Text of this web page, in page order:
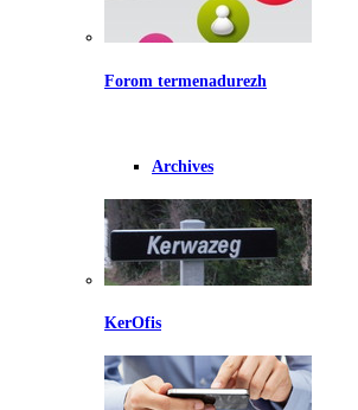
Forom termenadurezh
Archives
KerOfis